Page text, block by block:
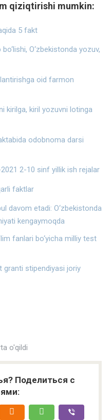
qiziqtirishi mumkin:
5 fakt
O‘zbekistonda yozuv,
oid farmon
kirilga, kiril yozuvni lotinga
odobnoma darsi
2-10 sinf yillik ish rejalar
faktlar
davom etadi: O‘zbekistonda
kengaymoqda
fanlari bo‘yicha milliy test
granti stipendiyasi joriy
o'qildi
Поделиться с